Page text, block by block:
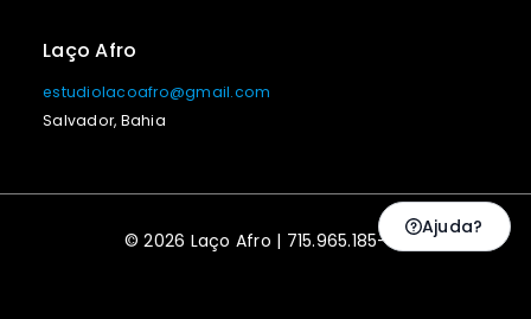
Laço Afro
estudiolacoafro@gmail.com
Salvador, Bahia
© 2026 Laço Afro | 715.965.185-53
Ajuda?